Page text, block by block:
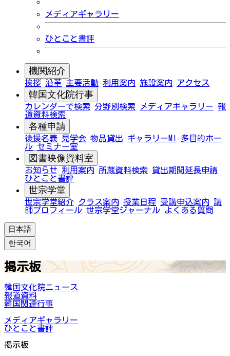
メディアギャラリー
ひとこと書評
機関紹介
挨拶 沿革 主要活動 利用案内 施設案内 アクセス
韓国文化院行事
カレンダーで検索 分野別検索 メディアギャラリー 報
道資料検索
各種申請
後援名義 見学会 物品貸出 ギャラリーMI
多目的ホー
ル セミナー室
図書映像資料室
お知らせ 利用案内 所蔵資料検索
貸出期間延長申請
ひとこと書評
世宗学堂
世宗学堂紹介 クラス案内 授業日程 受講申込案内 講
師プロフィール 世宗学堂ジャーナル よくある質問
日本語
한국어
掲示板
韓国文化院ニュース
報道資料
韓国関連行事
メディアギャラリー
ひとこと書評
掲示板